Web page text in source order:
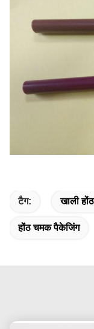
टैग: खाली
होंठ चमक पैकेजिंग